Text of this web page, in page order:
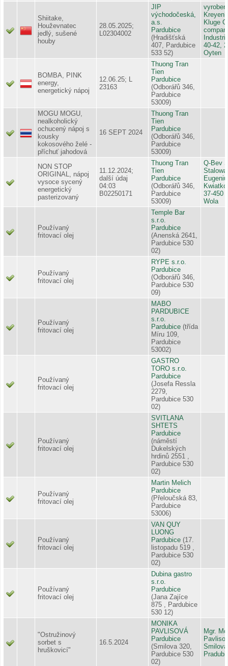
Shiitake,
Houževnatec
jedlý, sušené
houby
28.05.2025;
L02304002
JIP
východočeská,
a.s.
Pardubice
(Hradišťská
407, Pardubice
533 52)
Kluge
40-42,
Oyten
BOMBA, PINK
energy,
energetický nápoj
12.06.25; L
23163
Thuong Tran
Tien
Pardubice
(Odborářů 346,
Pardubice
53009)
MOGU MOGU,
nealkoholický
ochucený nápoj s
kousky
kokosového želé -
příchuť jahodová
16 SEPT 2024
Thuong Tran
Tien
Pardubice
(Odborářů 346,
Pardubice
53009)
NON STOP
ORIGINAL, nápoj
vysoce sycený
energetický
pasterizovaný
11.12.2024;
další údaj
04:03
B02250171
Thuong Tran
Tien
Pardubice
(Odborářů 346,
Pardubice
53009)
Q-Bev
37-450
Wola
Používaný
fritovací olej
Temple Bar
s.r.o.
Pardubice
(Anenská 2641,
Pardubice 530
02)
Používaný
fritovací olej
RYPE s.r.o.
Pardubice
(Odborářů 346,
Pardubice 530
09)
Používaný
fritovací olej
MABO
PARDUBICE
s.r.o.
Pardubice (třída
Míru 109,
Pardubice
53002)
Používaný
fritovací olej
GASTRO
TORO s.r.o.
Pardubice
(Josefa Ressla
2279,
Pardubice 530
02)
Používaný
fritovací olej
SVITLANA
SHTETS
Pardubice
(náměstí
Dukelských
hrdinů 2551 ,
Pardubice 530
02)
Používaný
fritovací olej
Martin Melich
Pardubice
(Přeloučská 83,
Pardubice
53006)
Používaný
fritovací olej
VAN QUY
LUONG
Pardubice (17.
listopadu 519 ,
Pardubice 530
02)
Používaný
fritovací olej
Dubina gastro
s.r.o.
Pardubice
(Jana Zajíce
875 , Pardubice
530 12)
"Ostružinový
sorbet s
hruškovicí"
16.5.2024
MONIKA
PAVLISOVÁ
Pardubice
(Smilova 320,
Pardubice 530
02)
Mgr.